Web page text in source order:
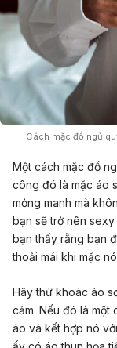
Cách mặc đồ ngủ
Một cách mặc đồ
công đó là mặc áo
mỏng manh mà
bạn sẽ trở nên
bạn thấy rằng bạn
thoải mái khi mặc
Hãy thử khoác áo
cảm. Nếu đó là một
áo và kết hợp nó